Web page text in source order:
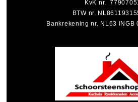
KvK nr.
BTW nr.
Bankrekening nr. NL63 INGB